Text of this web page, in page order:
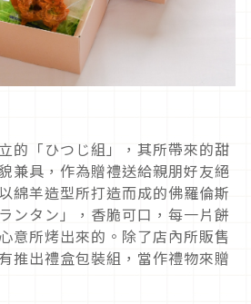
的「ひつじ組」，其所帶來的甜
兼具，作為贈禮送給親朋好友絕
綿羊造型所打造而成的佛羅倫斯
ンタン」，香脆可口，每一片餅
意所烤出來的。除了店內所販售
推出禮盒包裝組，當作禮物來贈